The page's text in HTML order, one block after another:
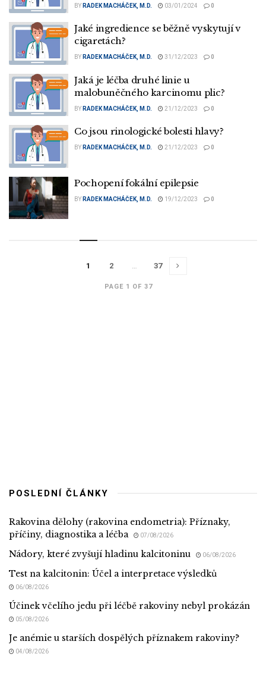
BY RADEK MACHÁČEK, M.D. 03/01/2024 0
Jaké ingredience se běžně vyskytují v
cigaretách?
BY RADEK MACHÁČEK, M.D. 31/12/2023 0
Jaká je léčba druhé linie u
malobuněčného karcinomu plic?
BY RADEK MACHÁČEK, M.D. 21/12/2023 0
Co jsou rinologické bolesti hlavy?
BY RADEK MACHÁČEK, M.D. 21/12/2023 0
Pochopení fokální epilepsie
BY RADEK MACHÁČEK, M.D. 19/12/2023 0
PAGE 1 OF 37
1 2 … 37
POSLEDNÍ ČLÁNKY
Rakovina dělohy (rakovina endometria): Příznaky,
příčiny, diagnostika a léčba
07/08/2026
Nádory, které zvyšují hladinu kalcitoninu 06/08/2026
Test na kalcitonin: Účel a interpretace výsledků
06/08/2026
Účinek včelího jedu při léčbě rakoviny nebyl prokázán
05/08/2026
Je anémie u starších dospělých příznakem rakoviny?
04/08/2026